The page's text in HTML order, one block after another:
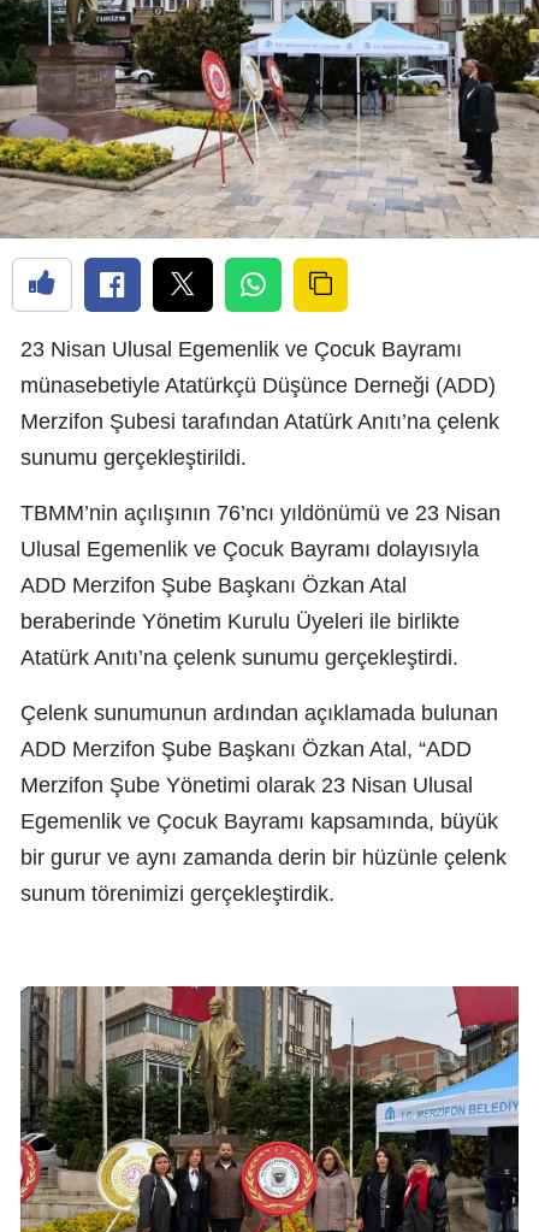
23 Nisan Ulusal Egemenlik ve Çocuk Bayramı
münasebetiyle Atatürkçü Düşünce Derneği (ADD)
Merzifon Şubesi tarafından Atatürk Anıtı’na çelenk
sunumu gerçekleştirildi.
TBMM’nin açılışının 76’ncı yıldönümü ve 23 Nisan
Ulusal Egemenlik ve Çocuk Bayramı dolayısıyla
ADD Merzifon Şube Başkanı Özkan Atal
beraberinde Yönetim Kurulu Üyeleri ile birlikte
Atatürk Anıtı’na çelenk sunumu gerçekleştirdi.
Çelenk sunumunun ardından açıklamada bulunan
ADD Merzifon Şube Başkanı Özkan Atal, “ADD
Merzifon Şube Yönetimi olarak 23 Nisan Ulusal
Egemenlik ve Çocuk Bayramı kapsamında, büyük
bir gurur ve aynı zamanda derin bir hüzünle çelenk
sunum törenimizi gerçekleştirdik.